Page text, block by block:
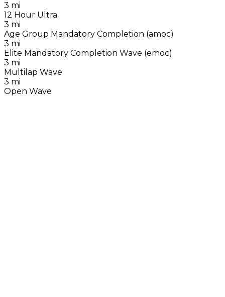
3 mi
12 Hour Ultra
3 mi
Age Group Mandatory Completion (amoc)
3 mi
Elite Mandatory Completion Wave (emoc)
3 mi
Multilap Wave
3 mi
Open Wave